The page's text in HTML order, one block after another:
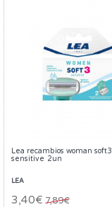
Lea recambios woman soft3
sensitive 2un
LEA
3,40€ 7,89€